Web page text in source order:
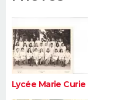
Bricolage
Lifestyle
Culture
Sport
Auto
Television
Voyage
Cinema
Lycée Marie Curie